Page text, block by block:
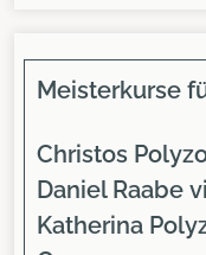
Meisterkurse
Christos
Daniel Raabe
Katherina